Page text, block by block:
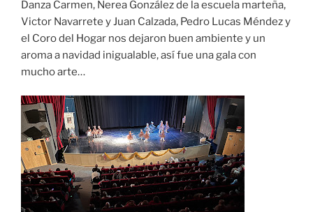
Danza Carmen, Nerea González de la escuela marteña,
Victor Navarrete y Juan Calzada, Pedro Lucas Méndez y
el Coro del Hogar nos dejaron buen ambiente y un
aroma a navidad inigualable, así fue una gala con
mucho arte…